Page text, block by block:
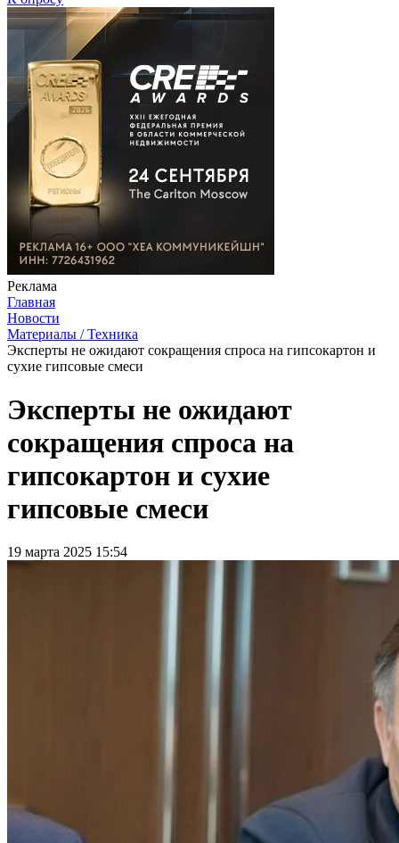
Реклама
Главная
Новости
Материалы / Техника
Эксперты не ожидают сокращения спроса на гипсокартон и
сухие гипсовые смеси
Эксперты не ожидают
сокращения спроса на
гипсокартон и сухие
гипсовые смеси
19 марта 2025 15:54